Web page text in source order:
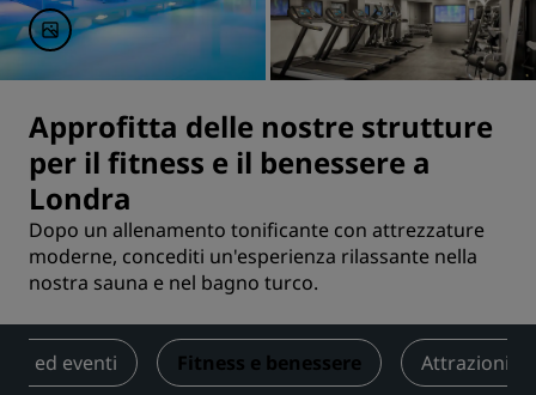
Approfitta delle nostre strutture
per il fitness e il benessere a
Londra
Dopo un allenamento tonificante con attrezzature
moderne, concediti un'esperienza rilassante nella
nostra sauna e nel bagno turco.
ed eventi Fitness e benessere Attrazioni